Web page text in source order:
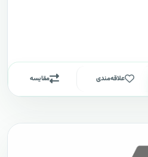
علاقه‌مندی مقایسه